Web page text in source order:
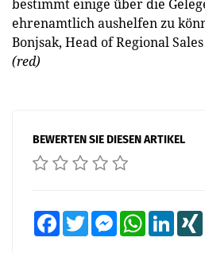
bestimmt einige über die
ehrenamtlich aushelfen zu
Bonjsak, Head of Regional
(red)
BEWERTEN SIE DIESEN ARTIKEL
FacebookTwitter MessengerWhatsApp